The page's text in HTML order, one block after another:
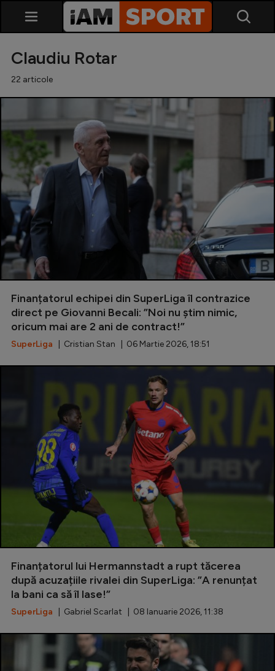
SuperLiga
Liga 2
Cupa României
Echipa Națională
U21
Special
Diverse
Inedit
Clasamente
Champions League
Europa League
Conference League
CM 2026
Premier League
LaLiga
Serie A
Bundesliga
Ligue 1
Campionate
Starurile fotbalului
Claudiu Rotar
22 articole
Finanțatorul echipei din SuperLiga îl contrazice
direct pe Giovanni Becali: ”Noi nu știm nimic,
oricum mai are 2 ani de contract!”
SuperLiga | Cristian Stan | 06 Martie 2026, 18:51
Finanțatorul lui Hermannstadt a rupt tăcerea
după acuzațiile rivalei din SuperLiga: ”A renunțat
la bani ca să îl lase!”
SuperLiga | Gabriel Scarlat | 08 Ianuarie 2026, 11:38